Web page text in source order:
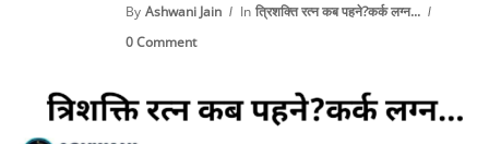
By Ashwani Jain In त्रिशक्ति रत्न कब पहने?कर्क लग्न...
0 Comment